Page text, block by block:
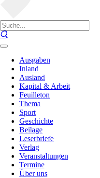
Ausgaben
Inland
Ausland
Kapital & Arbeit
Feuilleton
Thema
Sport
Geschichte
Beilage
Leserbriefe
Verlag
Veranstaltungen
Termine
Über uns